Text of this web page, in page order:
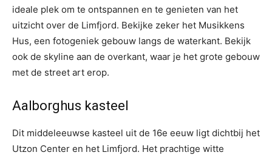
ideale plek om te ontspannen en te genieten van het
uitzicht over de Limfjord. Bekijke zeker het Musikkens
Hus, een fotogeniek gebouw langs de waterkant. Bekijk
ook de skyline aan de overkant, waar je het grote gebouw
met de street art erop.
Aalborghus kasteel
Dit middeleeuwse kasteel uit de 16e eeuw ligt dichtbij het
Utzon Center en het Limfjord. Het prachtige witte